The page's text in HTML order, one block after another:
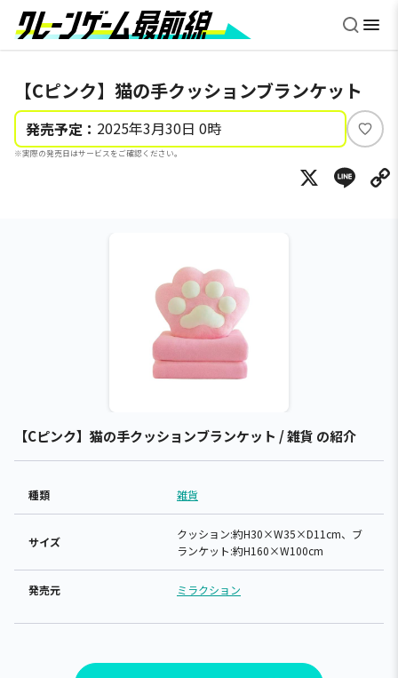
【Cピンク】猫の手クッションブランケット
発売予定： 2025年3月30日 0時
※実際の発売日はサービスをご確認ください。
い
ね
X
【Cピンク】猫の手クッションブランケット / 雑貨 の紹介
種類 雑貨
サイズ
クッション:約H30×W35×D11cm、ブ
ランケット:約H160×W100cm
発売元 ミラクション